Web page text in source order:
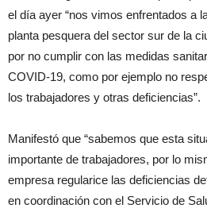
el día ayer “nos vimos enfrentados a
planta pesquera del sector sur de la
por no cumplir con las medidas
COVID-19, como por ejemplo no
los trabajadores y otras deficiencias”.
Manifestó que “sabemos que esta
importante de trabajadores, por lo
empresa regularice las deficiencias
en coordinación con el Servicio de